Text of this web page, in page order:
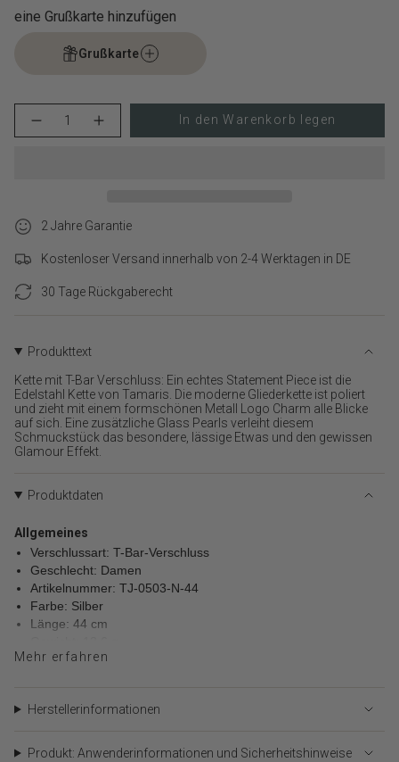
eine Grußkarte hinzufügen
Grußkarte
</span>
Warenkorb",
"decrease"=>"Menge
für
}}
"multiples_of"=>"Schritte
von
{{
quantity
}}",
{{
}}",
"maximum_of"=>"Maximum
von
{{
quantity
}}"}
Menge
für
Pearl
verringern
Schaltfläche
T-
In den Warenkorb legen
2 Jahre Garantie
Kostenloser Versand innerhalb von 2-4 Werktagen in DE
30 Tage Rückgaberecht
Produkttext
Kette mit T-Bar Verschluss: Ein echtes Statement Piece ist die
Edelstahl Kette von Tamaris. Die moderne Gliederkette ist poliert
und zieht mit einem formschönen Metall Logo Charm alle Blicke
auf sich. Eine zusätzliche Glass Pearls verleiht diesem
Schmuckstück das besondere, lässige Etwas und den gewissen
Glamour Effekt.
Produktdaten
Allgemeines
Verschlussart: T-Bar-Verschluss
Geschlecht: Damen
Artikelnummer: TJ-0503-N-44
Farbe: Silber
Länge: 44 cm
Kettenart: Gliederkette
Material: Edelstahl
Mehr erfahren
Herstellerinformationen
Produkt: Anwenderinformationen und Sicherheitshinweise